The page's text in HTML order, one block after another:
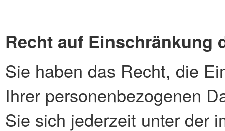
Recht auf Einschränkung
Sie haben das Recht, die
Ihrer personenbezogenen
Sie sich jederzeit unter der